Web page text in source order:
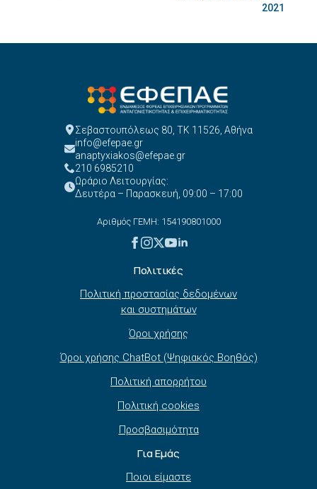
2021
Σεβαστουπόλεως 80, ΤΚ 11526, Αθήνα
info@efepae.gr
anaptyxiakos@efepae.gr
210 6985210
Ωράριο Λειτουργίας:
Δευτέρα – Παρασκευή, 09:00 – 17:00
Αριθμός ΓΕΜΗ: 154190801000
Πολιτικές
Πολιτική προστασίας δεδομένων
και συστημάτων
Όροι χρήσης
Όροι χρήσης ChatBot (Ψηφιακός Βοηθός)
Πολιτική απορρήτου
Πολιτική cookies
Προσβασιμότητα
Για Εμάς
Ποιοι είμαστε